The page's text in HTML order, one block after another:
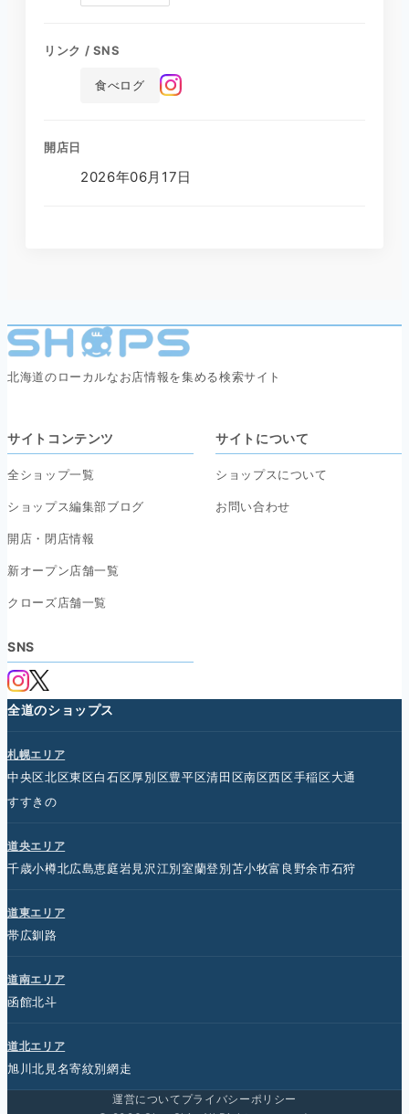
リンク / SNS
食べログ
開店日
2026年06月17日
北海道のローカルなお店情報を集める検索サイト
サイトコンテンツ
全ショップ一覧
ショップス編集部ブログ
開店・閉店情報
新オープン店舗一覧
クローズ店舗一覧
サイトについて
ショップスについて
お問い合わせ
SNS
全道のショップス
札幌エリア
中央区北区東区白石区厚別区豊平区清田区南区西区手稲区大通
すすきの
道央エリア
千歳小樽北広島恵庭岩見沢江別室蘭登別苫小牧富良野余市石狩
道東エリア
帯広釧路
道南エリア
函館北斗
道北エリア
旭川北見 名寄紋別網走
運営について プライバシーポリシー